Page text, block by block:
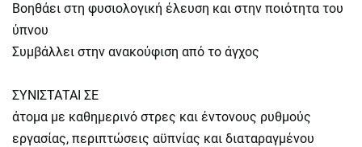
Βοηθάει στη φυσιολογική έλευση και στην ποιότητα του
ύπνου
Συμβάλλει στην ανακούφιση από το άγχος
ΣΥΝΙΣΤΑΤΑΙ ΣΕ
άτομα με καθημερινό στρες και έντονους ρυθμούς
εργασίας, περιπτώσεις αϋπνίας και διαταραγμένου